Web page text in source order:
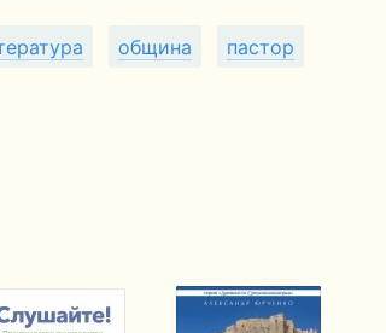
община пастор